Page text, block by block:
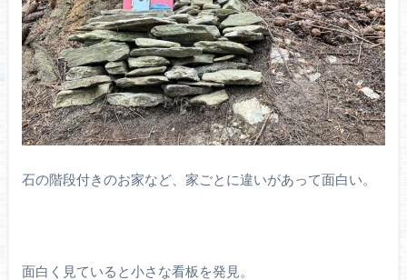
石の階段付きのお家など、家ごとに違いがあって面白い。
面白く見ていると小さな看板を発見。